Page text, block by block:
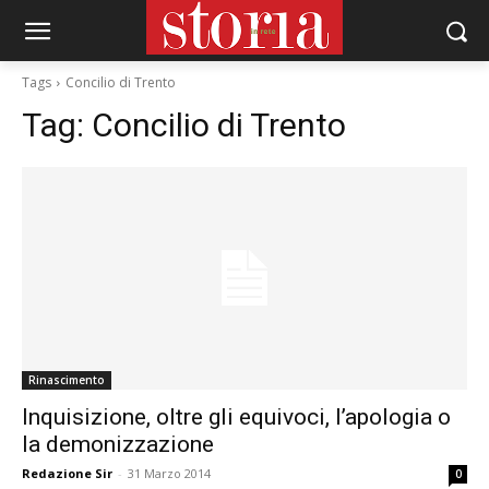
Tags Concilio di Trento
Tag: Concilio di Trento
Rinascimento
Inquisizione, oltre gli equivoci, l’apologia o
la demonizzazione
Redazione Sir - 31 Marzo 2014 0